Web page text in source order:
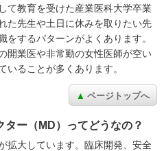
て教育を受けた産業医科大学卒業
た先生や土日に休みを取りたい先
するパターンがよくあります。
開業医や非常勤の女性医師が空い
いることが多くあります。
ページトップへ
ー（MD）ってどうなの？
拡大しています。臨床開発、安全